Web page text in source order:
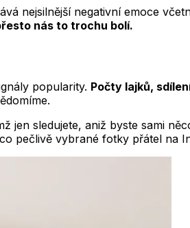
nejsilnější negativní emoce
nás to trochu bolí.
popularity. Počty lajků,
jen sledujete, aniž byste sami
pečlivě vybrané fotky přátel na